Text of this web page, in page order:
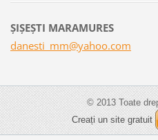
ŞIŞEŞTI MARAMURES
danesti_ mm@yahoo.com
© 2013 Toate
Creați un site gratuit